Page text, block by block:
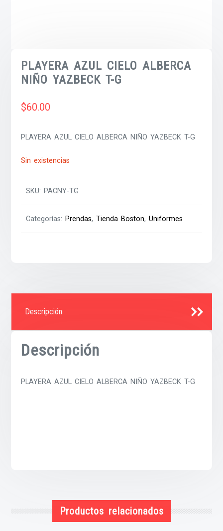
PLAYERA AZUL CIELO ALBERCA
NIÑO YAZBECK T-G
$60.00
PLAYERA AZUL CIELO ALBERCA NIÑO YAZBECK T-G
Sin existencias
SKU:PACNY-TG
Categorías:Prendas,Tienda Boston,Uniformes
Descripción
Descripción
PLAYERA AZUL CIELO ALBERCA NIÑO YAZBECK T-G
Productos relacionados